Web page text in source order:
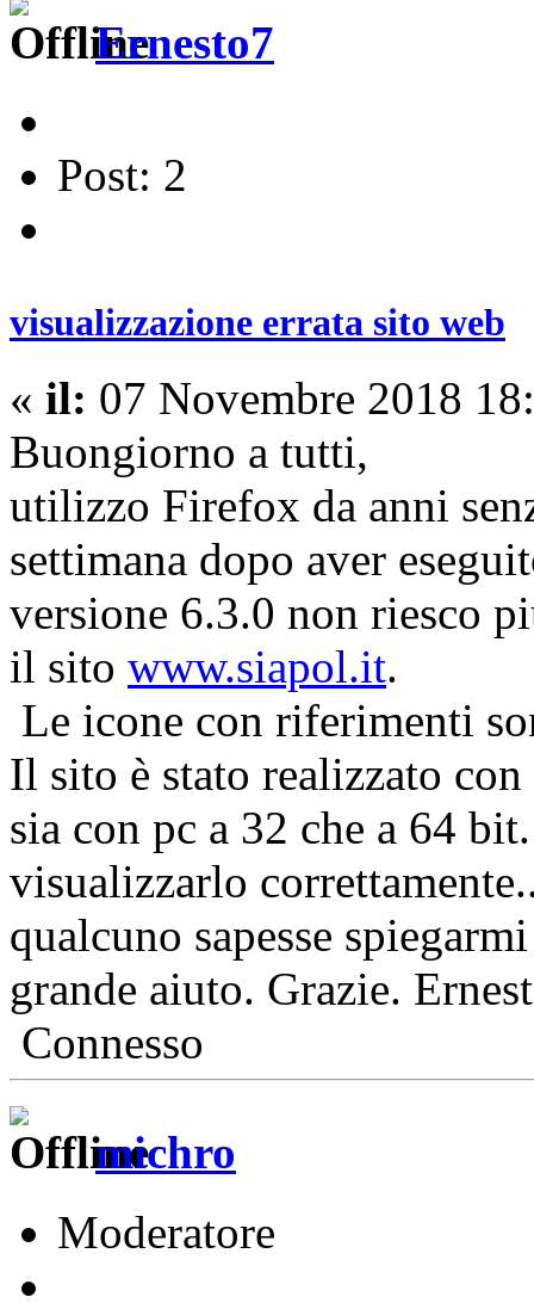
Ernesto7
Post: 2
visualizzazione errata sito web
« il: 07 Novembre 2018
Buongiorno a tutti,
utilizzo Firefox da anni
settimana dopo aver
versione 6.3.0 non riesco
il sito www.siapol.it.
Le icone con riferimenti
Il sito è stato realizzato
sia con pc a 32 che a 64
visualizzarlo
qualcuno sapesse
grande aiuto. Grazie.
Connesso
michro
Moderatore